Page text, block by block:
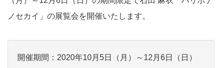
ノセカイ」の展覧会を開催いたします。
開催期間：2020年10月5日（月）～12月6日（日）